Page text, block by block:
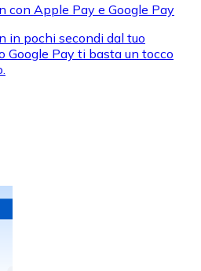
in contanti e altri mezzi di
conto Bitnovo o fai acquisti
con Apple Pay e Google Pay
in pochi secondi dal tuo
Google Pay ti basta un tocco